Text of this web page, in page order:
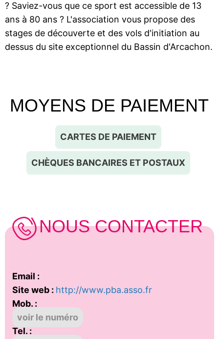
? Saviez-vous que ce sport est accessible de 13
ans à 80 ans ? L'association vous propose des
stages de découverte et des vols d'initiation au
dessus du site exceptionnel du Bassin d'Arcachon.
MOYENS DE PAIEMENT
CARTES DE PAIEMENT
CHÈQUES BANCAIRES ET POSTAUX
NOUS CONTACTER
Email :
Site web : http://www.pba.asso.fr
Mob. :
voir le numéro
Tel. :